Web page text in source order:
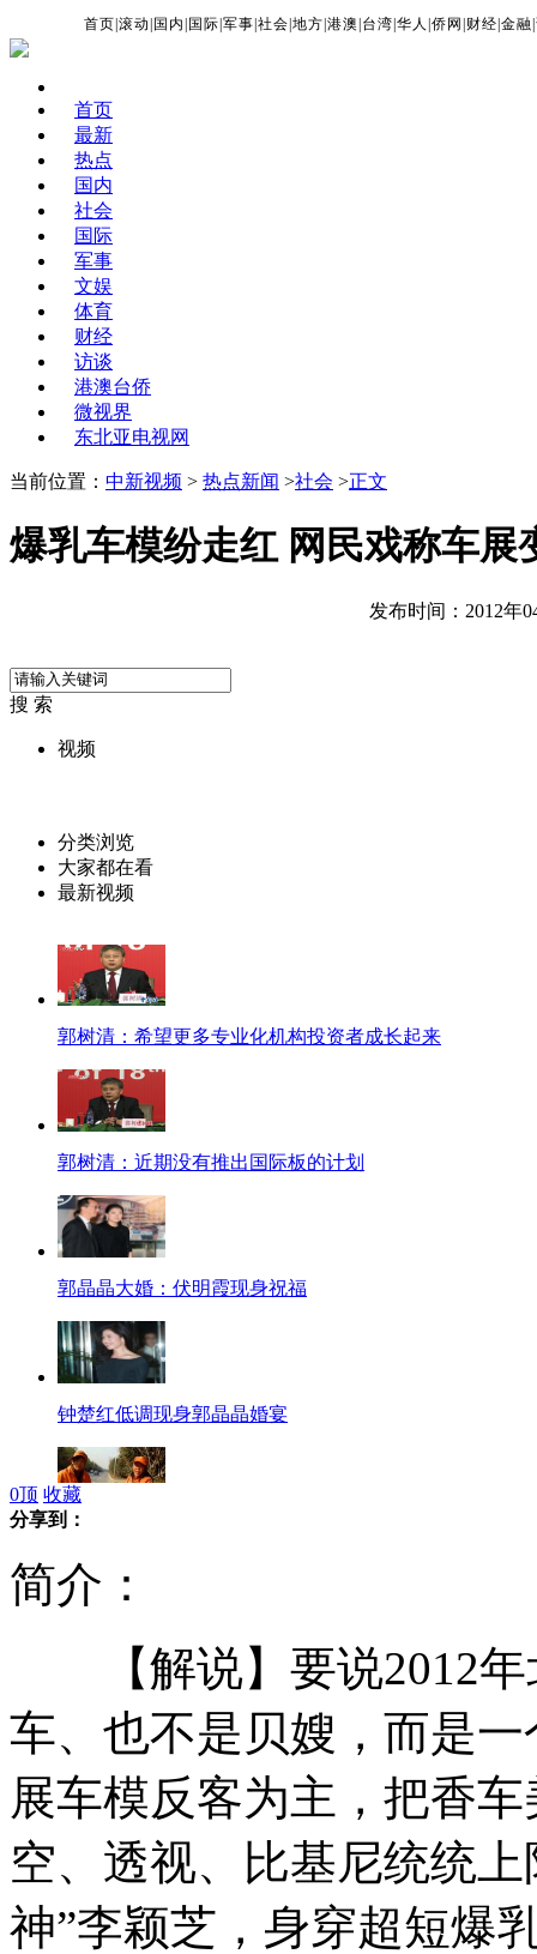
首页 |滚动 国内 国际 |军事 |社会 |地方 |港澳 台湾 |华人 |侨网 财经 |金融 |
首页
最新
热点
国内
社会
国际
军事
文娱
体育
财经
访谈
港澳台侨
微视界
东北亚电视网
当前位置： 中新视频 > 热点新闻 >社会 >正文
爆乳车模纷走红 网民戏称车展
发布时间：2012年
搜 索
视频
分类浏览
大家都在看
最新视频
郭树清：希望更多专业化机构投资者成长起来
郭树清：近期没有推出国际板的计划
郭晶晶大婚：伏明霞现身祝福
钟楚红低调现身郭晶晶婚宴
九把刀赴渝谈梦想 鼓励年轻人“多犯错”
武装直升机直-10进行高难度试飞
吉林省迎来强暴雪 将持续一周
0顶 收藏
分享到：
简介：
【解说】要说2012年
车、也不是贝嫂，而是
展车模反客为主，把香
空、透视、比基尼统统
神”李颖芝，身穿超短爆